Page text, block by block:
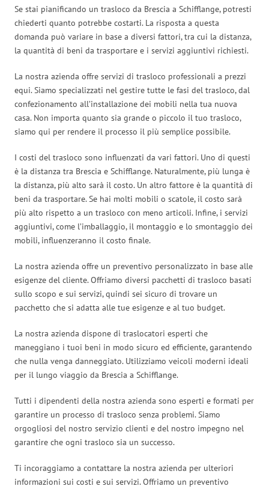
Se stai pianificando un trasloco da Brescia a Schifflange, potresti
chiederti quanto potrebbe costarti. La risposta a questa
domanda può variare in base a diversi fattori, tra cui la distanza,
la quantità di beni da trasportare e i servizi aggiuntivi richiesti.
La nostra azienda offre servizi di trasloco professionali a prezzi
equi. Siamo specializzati nel gestire tutte le fasi del trasloco, dal
confezionamento all’installazione dei mobili nella tua nuova
casa. Non importa quanto sia grande o piccolo il tuo trasloco,
siamo qui per rendere il processo il più semplice possibile.
I costi del trasloco sono influenzati da vari fattori. Uno di questi
è la distanza tra Brescia e Schifflange. Naturalmente, più lunga è
la distanza, più alto sarà il costo. Un altro fattore è la quantità di
beni da trasportare. Se hai molti mobili o scatole, il costo sarà
più alto rispetto a un trasloco con meno articoli. Infine, i servizi
aggiuntivi, come l’imballaggio, il montaggio e lo smontaggio dei
mobili, influenzeranno il costo finale.
La nostra azienda offre un preventivo personalizzato in base alle
esigenze del cliente. Offriamo diversi pacchetti di trasloco basati
sullo scopo e sui servizi, quindi sei sicuro di trovare un
pacchetto che si adatta alle tue esigenze e al tuo budget.
La nostra azienda dispone di traslocatori esperti che
maneggiano i tuoi beni in modo sicuro ed efficiente, garantendo
che nulla venga danneggiato. Utilizziamo veicoli moderni ideali
per il lungo viaggio da Brescia a Schifflange.
Tutti i dipendenti della nostra azienda sono esperti e formati per
garantire un processo di trasloco senza problemi. Siamo
orgogliosi del nostro servizio clienti e del nostro impegno nel
garantire che ogni trasloco sia un successo.
Ti incoraggiamo a contattare la nostra azienda per ulteriori
informazioni sui costi e sui servizi. Offriamo un preventivo